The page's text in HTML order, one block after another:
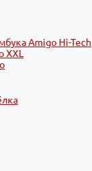
Amigo Hi-Tech
XXL